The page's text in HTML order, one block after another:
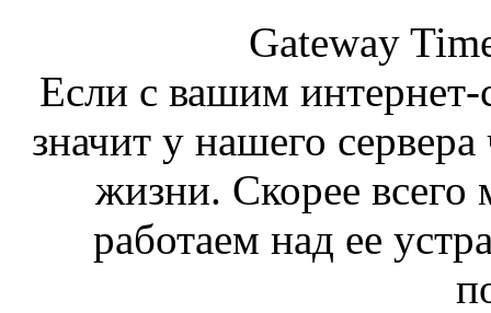
Gateway
Если с вашим интернет-
значит у нашего
жизни. Скорее
работаем над ее